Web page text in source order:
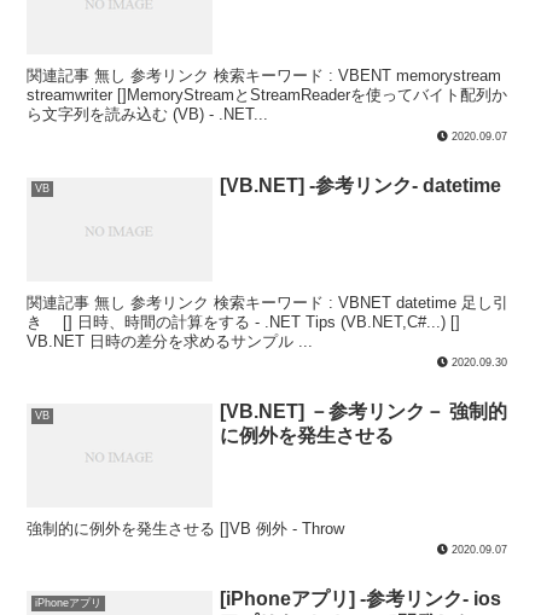
関連記事 無し 参考リンク 検索キーワード : VBENT memorystream
streamwriter []MemoryStreamとStreamReaderを使ってバイト配列か
ら文字列を読み込む (VB) - .NET...
2020.09.07
VB [VB.NET] -参考リンク- datetime
関連記事 無し 参考リンク 検索キーワード : VBNET datetime 足し引
き [] 日時、時間の計算をする - .NET Tips (VB.NET,C#...) []
VB.NET 日時の差分を求めるサンプル ...
2020.09.30
VB
[VB.NET] －参考リンク－ 強制的
に例外を発生させる
強制的に例外を発生させる []VB 例外 - Throw
2020.09.07
iPhoneアプリ
[iPhoneアプリ] -参考リンク- ios